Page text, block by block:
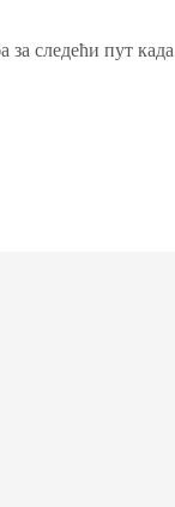
за следећи пут када